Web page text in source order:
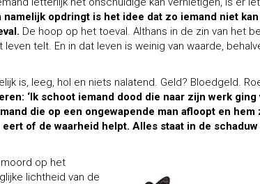
namelijk opdringt is het idee dat zo iemand niet
De hoop op het toeval. Althans in de zin van het
telt. En in dat leven is weinig van waarde,
is, leeg, hol en niets nalatend. Geld? Bloedgeld.
‘Ik schoot iemand dood die naar zijn werk ging
die op een ongewapende man afloopt en hem
of de waarheid helpt. Alles staat in de schaduw
op het
lichtheid van de